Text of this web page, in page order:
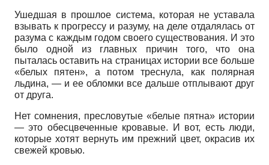
Ушедшая в прошлое система, которая не уставала
взывать к прогрессу и разуму, на деле отдалялась от
разума с каждым годом своего существования. И это
было одной из главных причин того, что она
пыталась оставить на страницах истории все больше
«белых пятен», а потом треснула, как полярная
льдина, — и ее обломки все дальше отплывают друг
от друга.
Нет сомнения, пресловутые «белые пятна» истории
— это обесцвеченные кровавые. И вот, есть люди,
которые хотят вернуть им прежний цвет, окрасив их
свежей кровью.